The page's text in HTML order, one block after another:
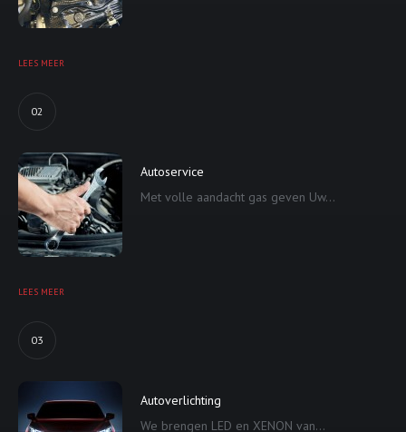
LEES MEER
02
Autoservice
Met volle aandacht gas geven Uw...
LEES MEER
03
Autoverlichting
We brengen LED en XENON van...